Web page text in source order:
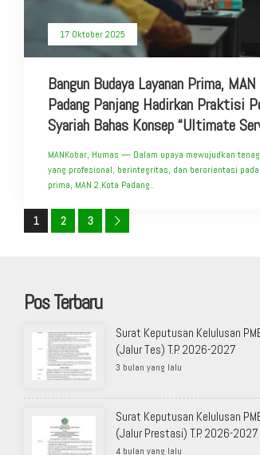
17 Oktober 2025
Bangun Budaya Layanan Prima,
Padang Panjang Hadirkan Praktisi
Syariah Bahas Konsep “Ultimate
MANKobar, Humas — Dalam upaya mewujudkan
yang profesional, berintegritas, dan berorientasi
prima, MAN 2 Kota Padang..
1 2 3
Pos Terbaru
Surat Keputusan Kelulusan
(Jalur Tes) T.P. 2026-2027
3 bulan yang lalu
Surat Keputusan Kelulusan
(Jalur Prestasi) T.P. 2026-2027
4 bulan yang lalu